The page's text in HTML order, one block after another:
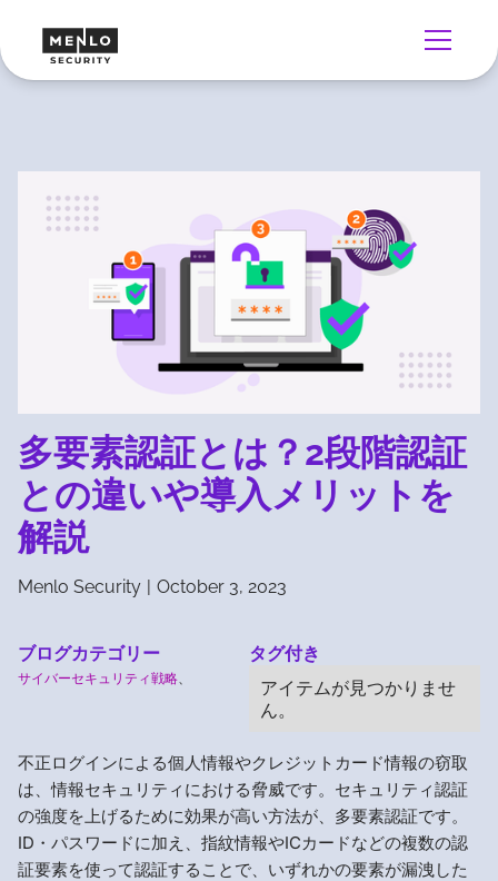
多要素認証とは？2段階認証
との違いや導入メリットを
解説
Menlo Security | October 3, 2023
ブログカテゴリー
サイバーセキュリティ戦略
タグ付き
アイテムが見つかりませ
ん。
不正ログインによる個人情報やクレジットカード情報の窃取
は、情報セキュリティにおける脅威です。セキュリティ認証
の強度を上げるために効果が高い方法が、多要素認証です。
ID・パスワードに加え、指紋情報やICカードなどの複数の認
証要素を使って認証することで、いずれかの要素が漏洩した